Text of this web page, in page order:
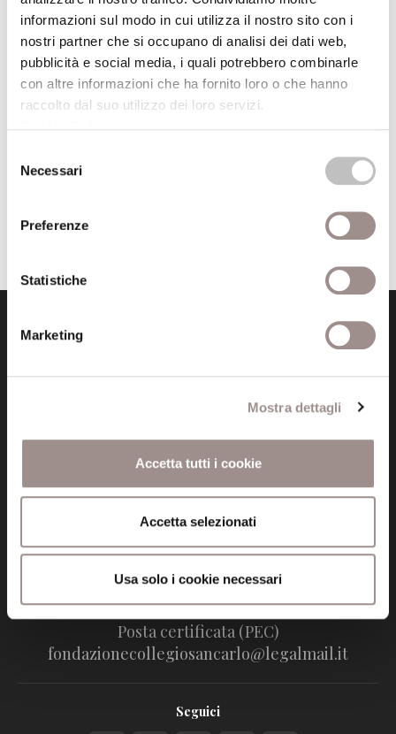
informazioni sul modo in cui utilizza il nostro sito con i
nostri partner che si occupano di analisi dei dati web,
pubblicità e social media, i quali potrebbero combinarle
con altre informazioni che ha fornito loro o che hanno
raccolto dal suo utilizzo dei loro servizi.
delNecessari
Preferenze
Statistiche
Marketing
Mostra dettagli
Accetta tutti i cookie
Accetta selezionati
Usa solo i cookie necessari
Philosopher en langues
Barbara Cassin
Scuola Alti Studi
41121 Modena (MO)
P.I. 00641060363
tel. 059.421211
info@fondazionesancarlo.it
Posta certificata (PEC)
fondazionecollegiosancarlo@legalmail.it
Seguici